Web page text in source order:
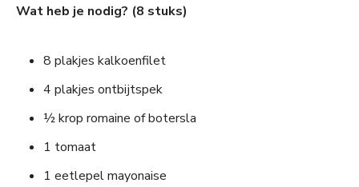
Wat heb je nodig? (8 stuks)
8 plakjes kalkoenfilet
4 plakjes ontbijtspek
½ krop romaine of botersla
1 tomaat
1 eetlepel mayonaise